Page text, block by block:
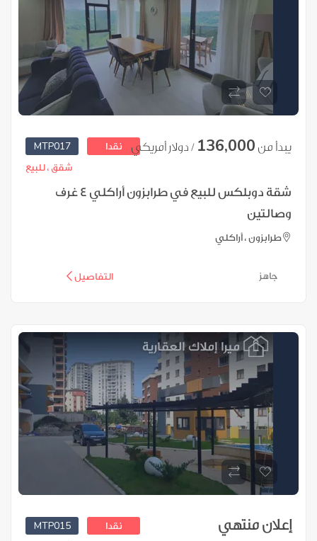
MTP017 نقدا يبدأ من 136,000 / دولار أمريكي
شقق ،للبيع
شقة دوبلكس للبيع في طرابزون أراكلي 4 غرف
وصالتين
طرابزون ، أراكلي
التفاصيل
MTP015 نقدا إعلان منتهي